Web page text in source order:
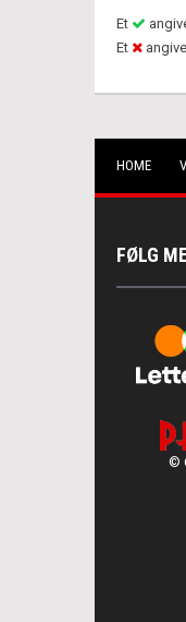
Et
Et
HOME
FØLG
©